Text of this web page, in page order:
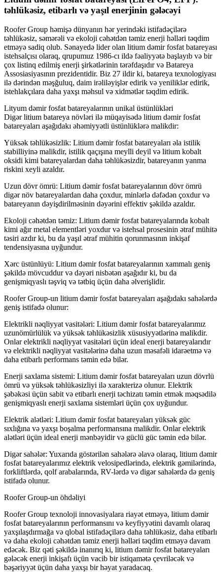
təhlükəsiz, etibarlı və yaşıl enerjinin gələcəyi
Roofer Group həmişə dünyanın hər yerindəki istifadəçilərə
təhlükəsiz, səmərəli və ekoloji cəhətdən təmiz enerji həlləri təqdim
etməyə sadiq olub. Sənayedə lider olan litium dəmir fosfat batareyası
istehsalçısı olaraq, qrupumuz 1986-cı ildə fəaliyyətə başlayıb və bir
çox listinq edilmiş enerji şirkətlərinin tərəfdaşıdır və Batareya
Assosiasiyasının prezidentidir. Biz 27 ildir ki, batareya texnologiyası
ilə dərindən məşğuluq, daim irəliləyişlər edirik və yeniliklər edirik,
istehlakçılara daha yaxşı məhsul və xidmətlər təqdim edirik.
Lityum dəmir fosfat batareyalarının unikal üstünlükləri
Digər litium batareya növləri ilə müqayisədə litium dəmir fosfat
batareyaları aşağıdakı əhəmiyyətli üstünlüklərə malikdir:
Yüksək təhlükəsizlik: Litium dəmir fosfat batareyaları əla istilik
stabilliyinə malikdir, istilik qaçışına meylli deyil və litium kobalt
oksidi kimi batareyalardan daha təhlükəsizdir, batareyanın yanma
riskini xeyli azaldır.
Uzun dövr ömrü: Litium dəmir fosfat batareyalarının dövr ömrü
digər növ batareyalardan daha çoxdur, minlərlə dəfədən çoxdur və
batareyanın dəyişdirilməsinin dəyərini effektiv şəkildə azaldır.
Ekoloji cəhətdən təmiz: Litium dəmir fosfat batareyalarında kobalt
kimi ağır metal elementləri yoxdur və istehsal prosesinin ətraf mühitə
təsiri azdır ki, bu da yaşıl ətraf mühitin qorunmasının inkişaf
tendensiyasına uyğundur.
Xərc üstünlüyü: Litium dəmir fosfat batareyalarının xammalı geniş
şəkildə mövcuddur və dəyəri nisbətən aşağıdır ki, bu da
genişmiqyaslı təşviq və tətbiq üçün daha əlverişlidir.
Roofer Group-un litium dəmir fosfat batareyaları aşağıdakı sahələrdə
geniş istifadə olunur:
Elektrikli nəqliyyat vasitələri: Litium dəmir fosfat batareyalarımız
uzunömürlülük və yüksək təhlükəsizlik xüsusiyyətlərinə malikdir.
Onlar elektrikli nəqliyyat vasitələri üçün ideal enerji batareyalarıdır
və elektrikli nəqliyyat vasitələrinə daha uzun məsafəli idarəetmə və
daha etibarlı performans təmin edə bilər.
Enerji saxlama sistemi: Litium dəmir fosfat batareyaları uzun dövrlü
ömrü və yüksək təhlükəsizliyi ilə xarakterizə olunur. Elektrik
şəbəkəsi üçün sabit və etibarlı enerji təchizatı təmin etmək məqsədilə
genişmiqyaslı enerji saxlama sistemləri üçün çox uyğundur.
Elektrik alətləri: Litium dəmir fosfat batareyaları yüksək güc
sıxlığına və yaxşı boşalma performansına malikdir. Onlar elektrik
alətləri üçün ideal enerji mənbəyidir və güclü güc təmin edə bilər.
Digər sahələr: Yuxarıda göstərilən sahələrə əlavə olaraq, litium dəmir
fosfat batareyalarımız elektrik velosipedlərində, elektrik gəmilərində,
forkliftlərdə, qolf arabalarında, RV-lərdə və digər sahələrdə də geniş
istifadə olunur.
Roofer Group-un öhdəliyi
Roofer Group texnoloji innovasiyalara riayət etməyə, litium dəmir
fosfat batareyalarının performansını və keyfiyyətini davamlı olaraq
yaxşılaşdırmağa və qlobal istifadəçilərə daha təhlükəsiz, daha etibarlı
və daha ekoloji cəhətdən təmiz enerji həlləri təqdim etməyə davam
edəcək. Biz qəti şəkildə inanırıq ki, litium dəmir fosfat batareyaları
gələcək enerji inkişafı üçün vacib bir istiqamətə çevriləcək və
bəşəriyyət üçün daha yaxşı bir həyat yaradacaq.